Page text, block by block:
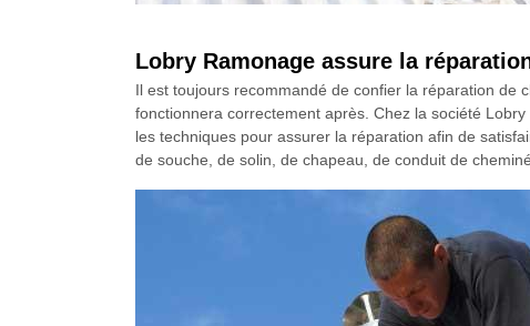
Lobry Ramonage assure la
Il est toujours recommandé de confier la réparation de
fonctionnera correctement après. Chez la société
les techniques pour assurer la réparation afin de
de souche, de solin, de chapeau, de conduit de